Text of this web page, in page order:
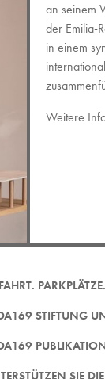
an seinem
der Emilia-
in einem
Weitere
STIFTUNG